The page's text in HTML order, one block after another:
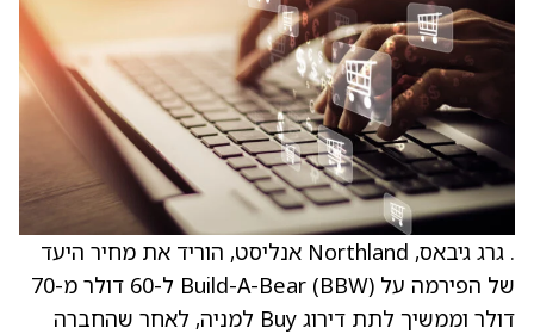
. גרג גיבאס, Northland אנליסט, הוריד את מחיר היעד
של הפירמה על Build-A-Bear (BBW) ל-60 דולר מ-70
דולר וממשיך לתת דירוג Buy למניה, לאחר שהחברה